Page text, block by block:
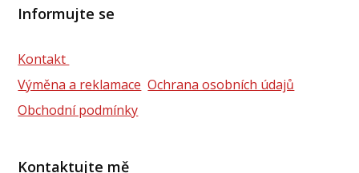
Informujte se
Kontakt
Výměna a reklamace Ochrana osobních údajů
Obchodní podmínky
Kontaktujte mě